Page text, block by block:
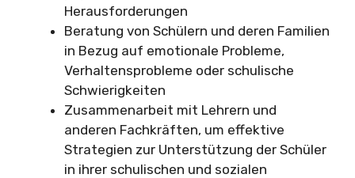
Herausforderungen
Beratung von Schülern und deren Familien
in Bezug auf emotionale Probleme,
Verhaltensprobleme oder schulische
Schwierigkeiten
Zusammenarbeit mit Lehrern und
anderen Fachkräften, um effektive
Strategien zur Unterstützung der Schüler
in ihrer schulischen und sozialen